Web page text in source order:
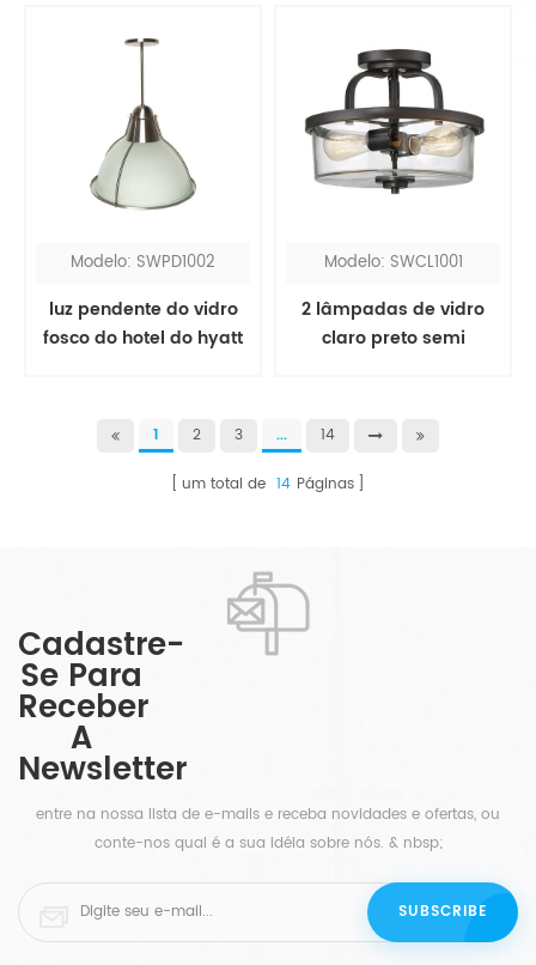
Modelo: SWPD1002
luz pendente do vidro
fosco do hotel do hyatt
Modelo: SWCL1001
2 lâmpadas de vidro
claro preto semi
1 2 3 ... 14
um total de 14 Páginas
Cadastre-
Se Para
Receber
A
Newsletter
entre na nossa lista de e-mails e receba novidades e ofertas, ou
conte-nos qual é a sua idéia sobre nós. & nbsp;